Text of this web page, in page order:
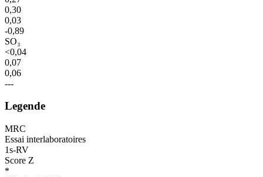
0,30
0,03
-0,89
SO₃
<0,04
0,07
0,06
---
Legende
MRC
Essai interlaboratoires
1s-RV
Score Z
*